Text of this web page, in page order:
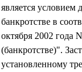
является условием
банкротстве в
октября 2002 года
(банкротстве)".
установленному